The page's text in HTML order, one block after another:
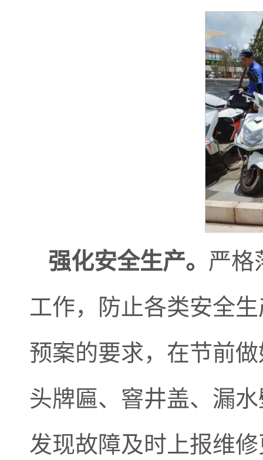
强化安全生产。 严格
工作，防止各类安全
预案的要求，在节前
头牌匾、窨井盖、漏
发现故障及时上报维